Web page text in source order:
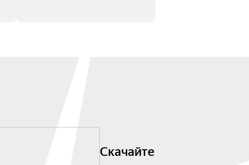
Скачайте